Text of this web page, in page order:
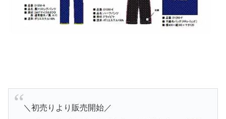
＼初売りより販売開始／